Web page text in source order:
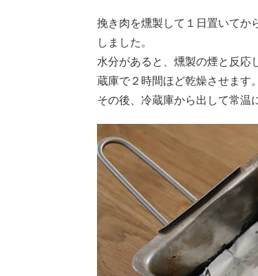
挽き肉を燻製して１日置いてか
しました。
水分があると、燻製の煙と反応
蔵庫で２時間ほど乾燥させます。
その後、冷蔵庫から出して常温